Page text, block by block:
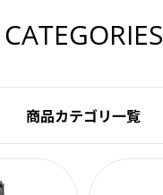
CATEGORIES
商品カテゴリ一覧